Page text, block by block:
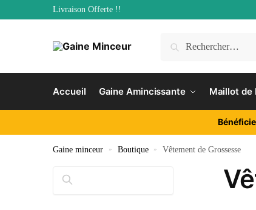
Livraison Offerte !!
Accueil Gaine Amincissante Maillot de
Gaine minceur » Boutique » Vêtement de Grossesse
Rechercher